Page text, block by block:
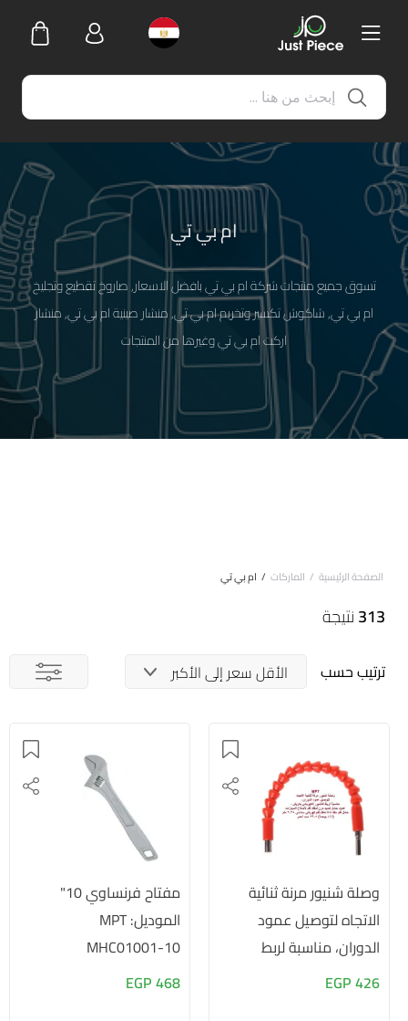
ام بي تي
تسوق جميع منتجات شركة ام بي تي بافضل الاسعار, صاروخ تقطيع وتجليخ
ام بي تي, شاكوش تكسير وتخريم ام بي تي, منشار صينية ام بي تي, منشار
اركت ام بي تي وغيرها من المنتجات
الصفحة الرئيسية / الماركات / ام بي تي
313نتيجة
ترتيب حسب الأقل سعر إلى الأكبر
وصلة شنيور مرنة ثنائية
الاتجاه لتوصيل عمود
الدوران، مناسبة لربط
الشنيور الكهربائي بالريش -
426 EGP
مفتاح فرنساوي 10"
الموديل: MPT
MHC01001-10
468 EGP